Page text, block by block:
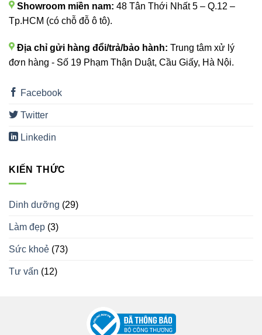
Showroom miền nam: 48 Tân Thới Nhất 5 – Q.12 –
Tp.HCM (có chỗ đỗ ô tô).
Địa chỉ gửi hàng đổi/trả/bảo hành: Trung tâm xử lý
đơn hàng - Số 19 Phạm Thận Duật, Cầu Giấy, Hà Nội.
Facebook
Twitter
Linkedin
KIẾN THỨC
Dinh dưỡng (29)
Làm đẹp (3)
Sức khoẻ (73)
Tư vấn (12)